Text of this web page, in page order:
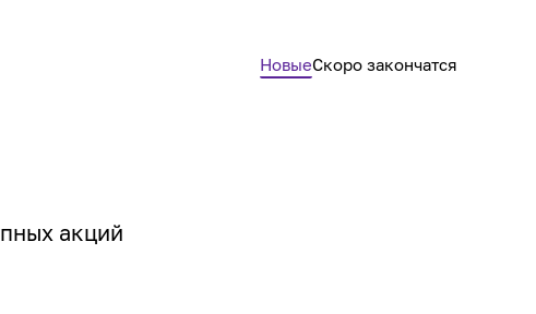
НовыеСкоро закончатся
акций